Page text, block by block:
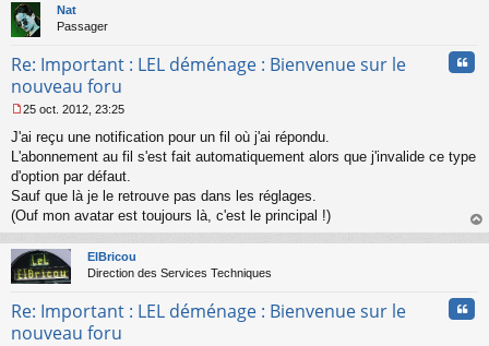
n
o
n
u
Nat
Passager
Re: Important : LEL déménage : Bienvenue sur le
nouveau foru
e
s
s
a
g
e
n
o
n
l
25 oct. 2012, 23:25
J'ai reçu une notification pour un fil où j'ai répondu.
L'abonnement au fil s'est fait automatiquement alors que j'invalide ce type
d'option par défaut.
Sauf que là je le retrouve pas dans les réglages.
(Ouf mon avatar est toujours là, c'est le principal !)
au
ElBricou
Direction des Services Techniques
Re: Important : LEL déménage : Bienvenue sur le
nouveau foru